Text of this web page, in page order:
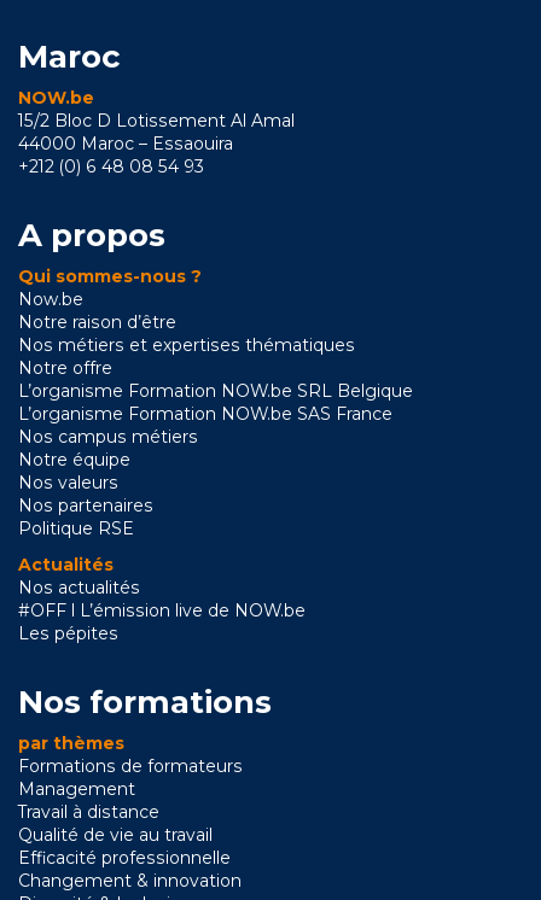
Maroc
NOW.be
15/2 Bloc D Lotissement Al Amal
44000 Maroc – Essaouira
+212 (0) 6 48 08 54 93
A propos
Qui sommes-nous ?
Now.be
Notre raison d’être
Nos métiers et expertises thématiques
Notre offre
L’organisme Formation NOW.be SRL Belgique
L’organisme Formation NOW.be SAS France
Nos campus métiers
Notre équipe
Nos valeurs
Nos partenaires
Politique RSE
Actualités
Nos actualités
#OFF l L’émission live de NOW.be
Les pépites
Nos formations
par thèmes
Formations de formateurs
Management
Travail à distance
Qualité de vie au travail
Efficacité professionnelle
Changement & innovation